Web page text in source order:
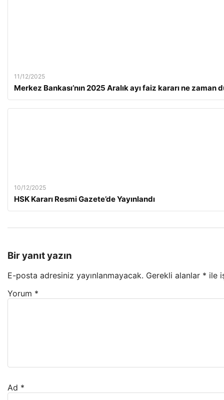
11/12/2025
Merkez Bankası’nın 2025 Aralık ayı faiz kararı ne zaman
10/12/2025
HSK Kararı Resmi Gazete’de Yayınlandı
Bir yanıt yazın
E-posta adresiniz yayınlanmayacak. Gerekli alanlar * ile
Yorum *
Ad *